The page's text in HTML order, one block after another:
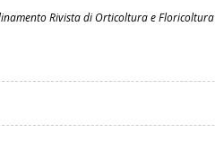
Rivista di Orticoltura e Floricoltura